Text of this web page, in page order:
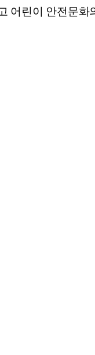
어린이 안전문